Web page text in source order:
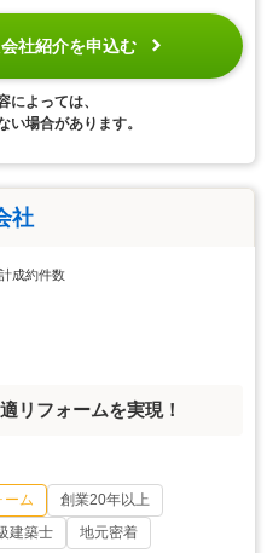
社紹介を申込む
よっては、
い場合があります。
社
成約件数
リフォームを実現！
ーム
創業20年以上
建築士 地元密着